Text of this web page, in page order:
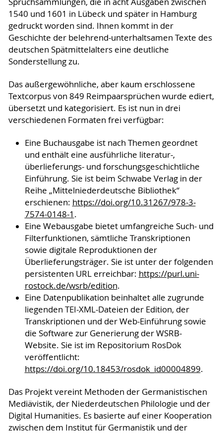
1540 und 1601 in Lübeck und später in Hamburg
gedruckt worden sind. Ihnen kommt in der
Geschichte der belehrend-unterhaltsamen Texte des
deutschen Spätmittelalters eine deutliche
Sonderstellung zu.
Das außergewöhnliche, aber kaum erschlossene
Textcorpus von 849 Reimpaarsprüchen wurde ediert,
übersetzt und kategorisiert. Es ist nun in drei
verschiedenen Formaten frei verfügbar:
Eine Buchausgabe ist nach Themen geordnet
und enthält eine ausführliche literatur-,
überlieferungs- und forschungsgeschichtliche
Einführung. Sie ist beim Schwabe Verlag in der
Reihe „Mittelniederdeutsche Bibliothek“
erschienen: https://doi.org/10.31267/978-3-
7574-0148-1 .
Eine Webausgabe bietet umfangreiche Such- und
Filterfunktionen, sämtliche Transkriptionen
sowie digitale Reproduktionen der
Überlieferungsträger. Sie ist unter der folgenden
persistenten URL erreichbar: https://purl.uni-
rostock.de/wsrb/edition.
Eine Datenpublikation beinhaltet alle zugrunde
liegenden TEI-XML-Dateien der Edition, der
Transkriptionen und der Web-Einführung sowie
die Software zur Generierung der WSRB-
Website. Sie ist im Repositorium RosDok
veröffentlicht:
https://doi.org/10.18453/rosdok_id00004899.
Das Projekt vereint Methoden der Germanistischen
Mediävistik, der Niederdeutschen Philologie und der
Digital Humanities. Es basierte auf einer Kooperation
zwischen dem Institut für Germanistik und der